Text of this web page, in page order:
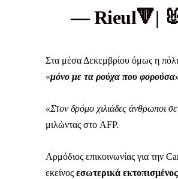
— Rieul🔻|
Στα μέσα Δεκεμβρίου όμως η πόλη
«μόνο με τα ρούχα που
«Στον δρόμο χιλιάδες άνθρωποι
μιλώντας στο AFP.
Αρμόδιος επικοινωνίας για την
εκείνος εσωτερικά